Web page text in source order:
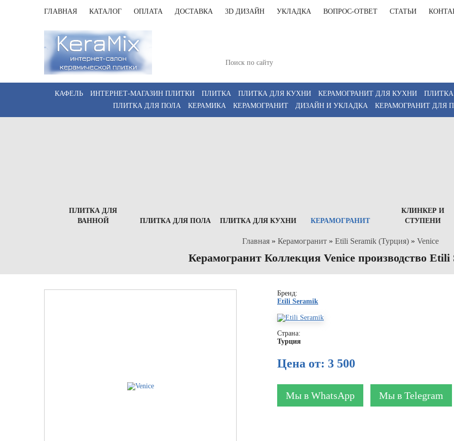
ГЛАВНАЯ КАТАЛОГ ОПЛАТА ДОСТАВКА 3D ДИЗАЙН УКЛАДКА ВОПРОС-ОТВЕТ СТАТЬИ
КАФЕЛЬ ИНТЕРНЕТ-МАГАЗИН ПЛИТКИ ПЛИТКА ПЛИТКА ДЛЯ КУХНИ КЕРАМОГРАНИТ ДЛЯ КУХНИ
ПЛИТКА ДЛЯ ПОЛА
КЕРАМИКА КЕРАМОГРАНИТ ДИЗАЙН И УКЛАДКА КЕРАМОГРАНИТ ДЛЯ
ПЛИТКА ДЛЯ
ВАННОЙ
ПЛИТКА ДЛЯ ПОЛА ПЛИТКА ДЛЯ КУХНИ КЕРАМОГРАНИТ
КЛИНКЕР И
СТУПЕНИ
Главная » Керамогранит » Etili Seramik (Турция) » Venice
Керамогранит Коллекция Venice производство Etili
Бренд:
Etili Seramik
Страна:
Турция
Цена от: 3 500
Мы в WhatsApp Мы в Telegram